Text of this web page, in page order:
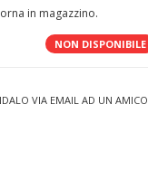
in magazzino.
NON DISPONIBILE
VIA EMAIL AD UN AMICO